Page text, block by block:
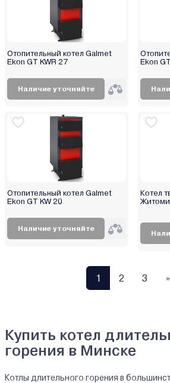
Отопительный котел Galmet
Ekon GT KWR 27
Наличие уточняйте
Ekon
Отопительный котел Galmet
Ekon GT KW 20
Наличие уточняйте
Котел
1 2 3 »
Купить котел
горения в Минске
Котлы длительного горения в